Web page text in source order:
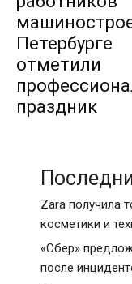
Петербурге
отметили
праздник
Zara получила
косметики и
«Сбер»
после